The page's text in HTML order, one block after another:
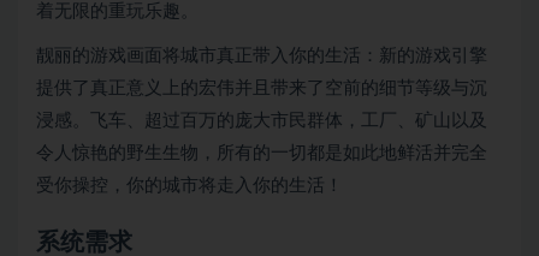
着无限的重玩乐趣。
靓丽的游戏画面将城市真正带入你的生活：新的游戏引擎
提供了真正意义上的宏伟并且带来了空前的细节等级与沉
浸感。飞车、超过百万的庞大市民群体，工厂、矿山以及
令人惊艳的野生生物，所有的一切都是如此地鲜活并完全
受你操控，你的城市将走入你的生活！
系统需求